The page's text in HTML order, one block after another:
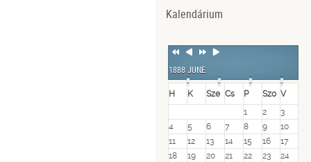
Kalendárium
Previous
Previous
NextNext
1888 JUNE
H K Sze Cs P Szo V
1
2
3
4
5 6 7 8 9
10
11
12 13 14 15 16
17
18
19 20 21 22 23
24